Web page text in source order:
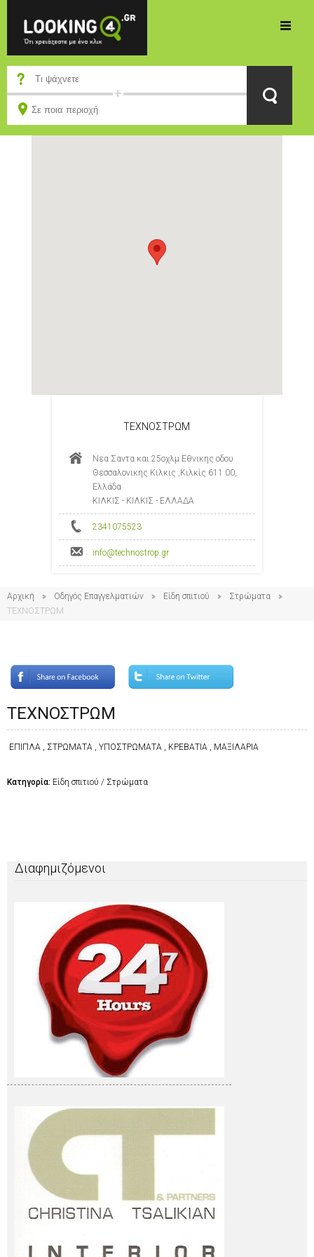
ΤΕΧΝΟΣΤΡΩΜ
Νεα Σαντα και 25οχλμ Εθνικης οδου
Θεσσαλονικης Κιλκις ,Κιλκίς 611 00,
Ελλάδα
ΚΙΛΚΙΣ - ΚΙΛΚΙΣ - ΕΛΛΑΔΑ
2341075523
info@technostrop.gr
Αρχική Οδηγός Επαγγελματιών Είδη σπιτιού
Στρώματα
ΤΕΧΝΟΣΤΡΩΜ
ΤΕΧΝΟΣΤΡΩΜ
ΕΠΙΠΛΑ , ΣΤΡΩΜΑΤΑ , ΥΠΟΣΤΡΩΜΑΤΑ , ΚΡΕΒΑΤΙΑ , ΜΑΞΙΛΑΡΙΑ
Κατηγορία: Είδη σπιτιού / Στρώματα
Διαφημιζόμενοι